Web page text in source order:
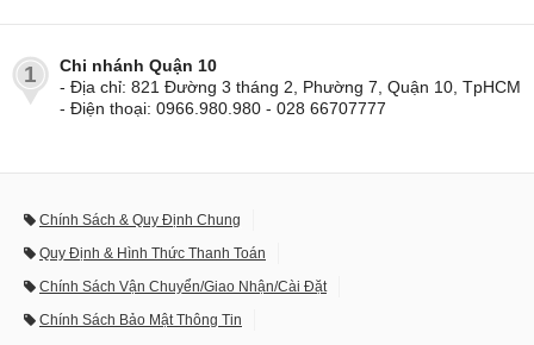
1
Chi nhánh Quận 10
- Địa chỉ: 821 Đường 3 tháng 2, Phường 7, Quận 10, TpHCM
- Điện thoại: 0966.980.980 - 028 66707777
Chính Sách & Quy Định Chung
Quy Định & Hình Thức Thanh Toán
Chính Sách Vận Chuyển/Giao Nhận/Cài Đặt
Chính Sách Bảo Mật Thông Tin